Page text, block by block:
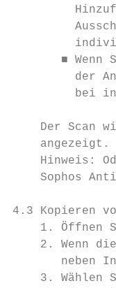
■ Wenn
der
bei
Der Scan
    angezeigt.
Hinweis:
Sophos
4.3 Kopieren
1. Öffnen
2. Wenn
neben
3. Wählen